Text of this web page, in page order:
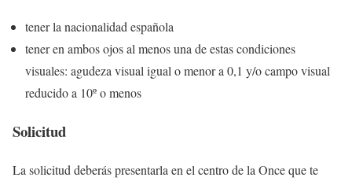
tener la nacionalidad española
tener en ambos ojos al menos una de estas condiciones
visuales: agudeza visual igual o menor a 0,1 y/o campo visual
reducido a 10º o menos
Solicitud
La solicitud deberás presentarla en el centro de la Once que te